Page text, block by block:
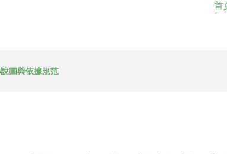
首
圖與依據規范